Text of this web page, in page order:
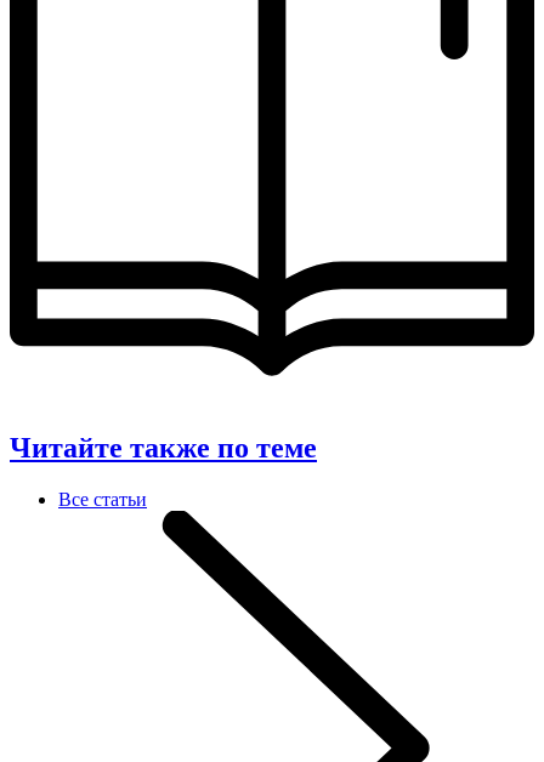
Читайте также по теме
Все статьи